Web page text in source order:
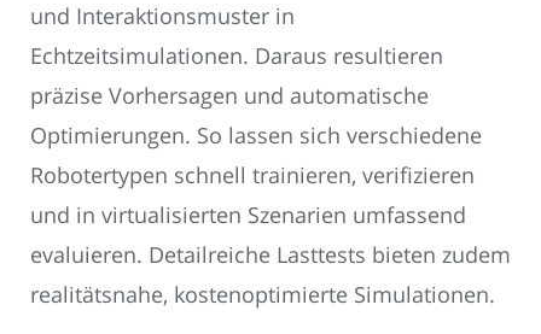
und Interaktionsmuster in
Echtzeitsimulationen. Daraus resultieren
präzise Vorhersagen und automatische
Optimierungen. So lassen sich verschiedene
Robotertypen schnell trainieren, verifizieren
und in virtualisierten Szenarien umfassend
evaluieren. Detailreiche Lasttests bieten zudem
realitätsnahe, kostenoptimierte Simulationen.